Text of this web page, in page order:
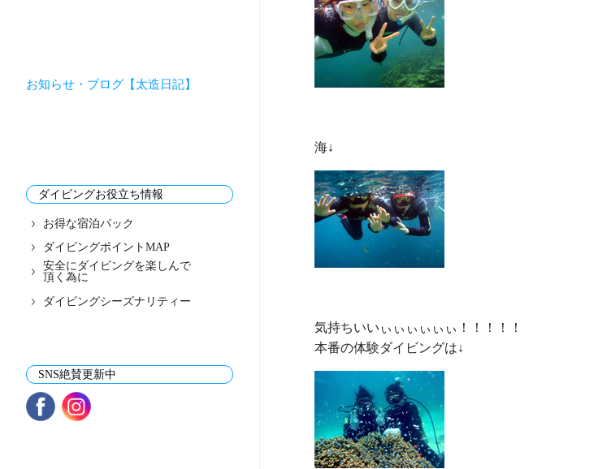
お知らせ・ブログ【太造日記】
ダイビングお役立ち情報
お得な宿泊パック
ダイビングポイントMAP
安全にダイビングを楽しんで
頂く為に
ダイビングシーズナリティー
SNS絶賛更新中
気持ちいいぃぃぃぃぃぃ！！！！！